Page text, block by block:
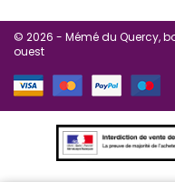
© 2026 - Mémé du Quercy,
ouest